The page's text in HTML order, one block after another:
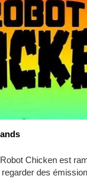
Chicken est
des